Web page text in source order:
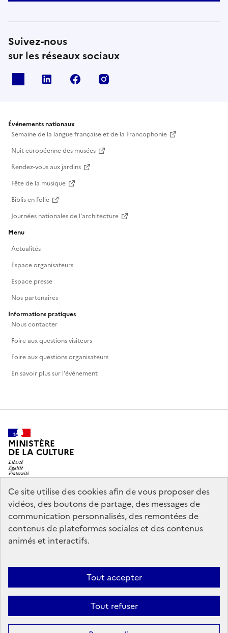
Ce site utilise des cookies afin de vous proposer des
vidéos, des boutons de partage, des messages de
communication personnalisés, des remontées de
contenus de plateformes sociales et des contenus
animés et interactifs.
Tout accepter
Tout refuser
Suivez-nous
sur les réseaux sociaux
Linkedin Facebook
Événements nationaux
Semaine de la langue française et de la Francophonie
Nuit européenne des musées
Rendez-vous aux jardins
Fête de la musique
Biblis en folie
Journées nationales de l'architecture
Menu
Actualités
Espace organisateurs
Espace presse
Nos partenaires
Informations pratiques
Nous contacter
Foire aux questions visiteurs
Foire aux questions organisateurs
En savoir plus sur l'événement
MINISTÈRE
DE LA CULTURE
legifrance.gouv.fr
info.gouv.fr
service-public.gouv.fr
data.gouv.fr
Mentions légales
conforme
Politique d’utilisation des témoins de connexion
Sauf mention contraire, tous les contenus de ce site sont sous